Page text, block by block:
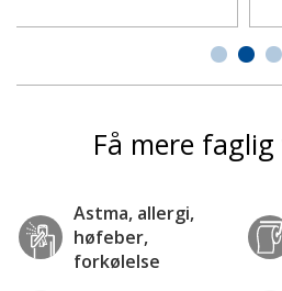
Få mere
Astma, allergi,
høfeber,
forkølelse